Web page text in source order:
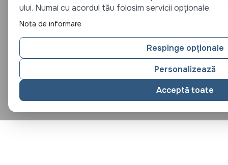
ului. Numai cu acordul tău folosim servicii opționale.
Nota de informare
Respinge opționale
Personalizează
Acceptă toate